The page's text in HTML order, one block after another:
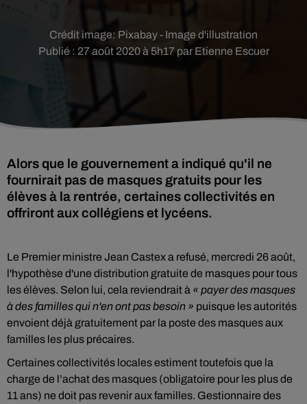
Publié : 27 août 2020 à 5h17 par Etienne Escuer
Crédit image: Pixabay - Image d'illustration
Alors que le gouvernement a indiqué qu'il ne
fournirait pas de masques gratuits pour les
élèves à la rentrée, certaines collectivités en
offriront aux collégiens et lycéens.
Le Premier ministre Jean Castex a refusé, mercredi 26 août,
l'hypothèse d'une distribution gratuite de masques pour tous
les élèves. Selon lui, cela reviendrait à « payer des masques
à des familles qui n'en ont pas besoin » puisque les autorités
envoient déjà gratuitement par la poste des masques aux
familles les plus précaires.
Certaines collectivités locales estiment toutefois que la
charge de l’achat des masques (obligatoire pour les plus de
11 ans) ne doit pas revenir aux familles. Gestionnaire des